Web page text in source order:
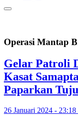
Operasi Mantap
Gelar Patroli
Kasat
Paparkan
26 Januari 2024 -